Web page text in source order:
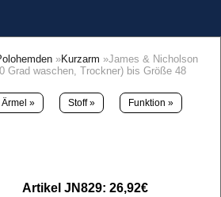
»Kurzarm »James & Nicholson
Grad waschen, Trockner) bis Größe 48
Ärmel » Stoff » Funktion »
Artikel JN829: 26,92€